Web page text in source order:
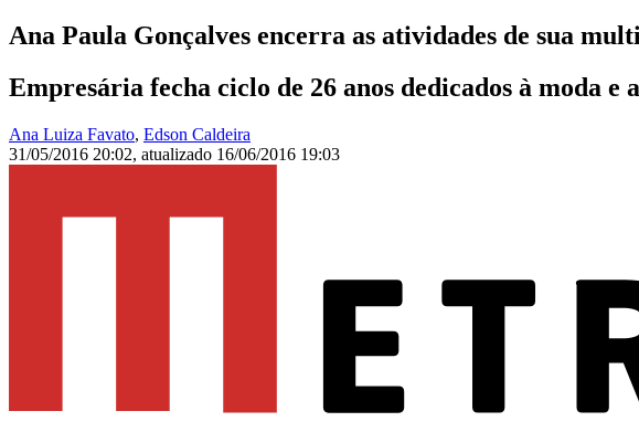
Ana Paula Gonçalves encerra as atividades de sua
Empresária fecha ciclo de 26 anos dedicados à moda
Ana Luiza Favato, Edson Caldeira
31/05/2016 20:02, atualizado 16/06/2016 19:03